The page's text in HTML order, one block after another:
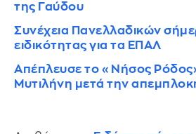
της Γαύδου
Συνέχεια Πανελλαδικών
ειδικότητας για τα ΕΠΑΛ
Απέπλευσε το «Νήσος
Μυτιλήνη μετά την